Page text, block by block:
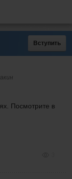
Вступить
Посмотрите в